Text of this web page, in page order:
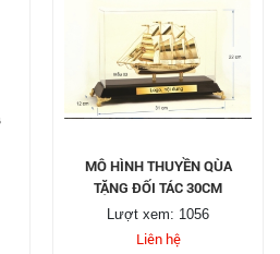
MÔ HÌNH THUYỀN QÙA
TẶNG ĐỐI TÁC 30CM
Lượt xem: 1056
Liên hệ